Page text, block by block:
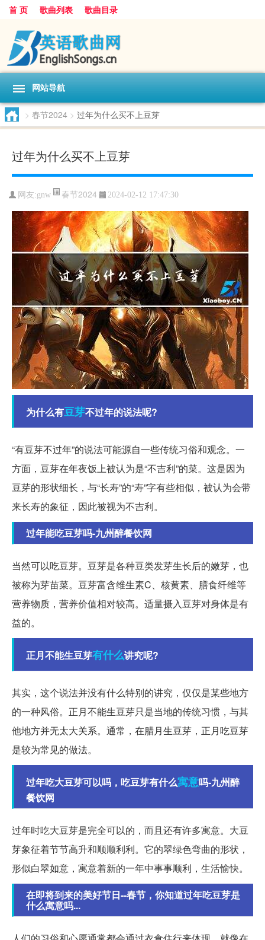
首 页 歌曲列表 歌曲目录
网站导航
> 春节2024 > 过年为什么买不上豆芽
过年为什么买不上豆芽
网友:gnw 春节2024 2024-02-12 17:47:30
为什么有豆芽不过年的说法呢?
“有豆芽不过年”的说法可能源自一些传统习俗和观念。一
方面，豆芽在年夜饭上被认为是“不吉利”的菜。这是因为
豆芽的形状细长，与“长寿”的“寿”字有些相似，被认为会带
来长寿的象征，因此被视为不吉利。
过年能吃豆芽吗-九州醉餐饮网
当然可以吃豆芽。豆芽是各种豆类发芽生长后的嫩芽，也
被称为芽苗菜。豆芽富含维生素C、核黄素、膳食纤维等
营养物质，营养价值相对较高。适量摄入豆芽对身体是有
益的。
正月不能生豆芽有什么讲究呢?
其实，这个说法并没有什么特别的讲究，仅仅是某些地方
的一种风俗。正月不能生豆芽只是当地的传统习惯，与其
他地方并无太大关系。通常，在腊月生豆芽，正月吃豆芽
是较为常见的做法。
过年吃大豆芽可以吗，吃豆芽有什么寓意吗-九州醉
餐饮网
过年时吃大豆芽是完全可以的，而且还有许多寓意。大豆
芽象征着节节高升和顺顺利利。它的翠绿色弯曲的形状，
形似白翠如意，寓意着新的一年中事事顺利，生活愉快。
在即将到来的美好节日--春节，你知道过年吃豆芽是
什么寓意吗...